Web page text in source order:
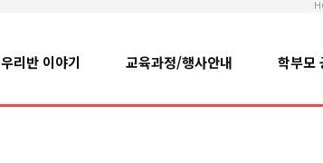
우리반 이야기 교육과정/행사안내 학부모